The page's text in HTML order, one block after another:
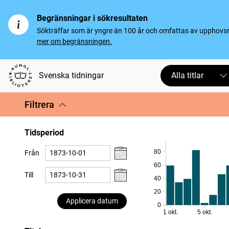
Begränsningar i sökresultaten
Sökträffar som är yngre än 100 år och omfattas av
mer om begränsningen.
Svenska tidningar Alla titlar
Filtrera
Tidsperiod
Från
Till
Applicera datum
0
20
40
60
80
1 okt. 5 okt.